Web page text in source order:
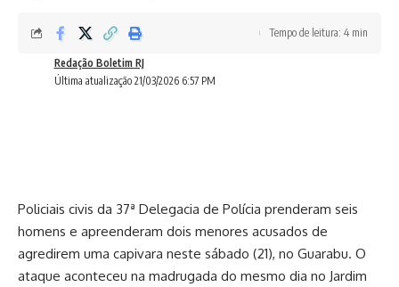
Última atualização 21/03/2026 6:57 PM
Redação Boletim RJ
Tempo de leitura: 4 min
Policiais civis da 37ª Delegacia de Polícia prenderam seis
homens e apreenderam dois menores acusados de
agredirem uma capivara neste sábado (21), no Guarabu. O
ataque aconteceu na madrugada do mesmo dia no Jardim